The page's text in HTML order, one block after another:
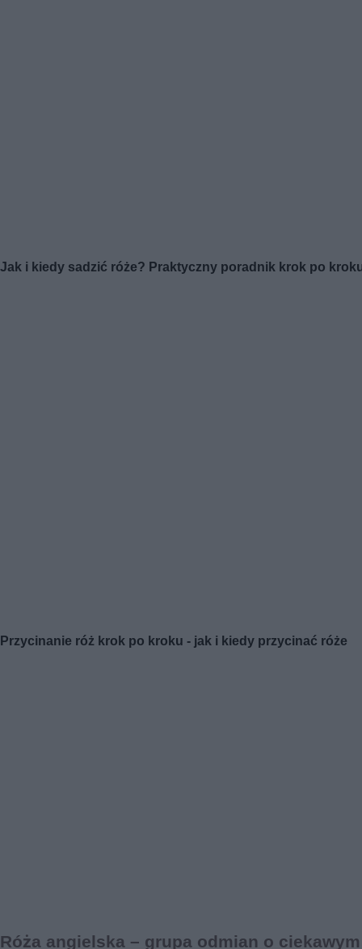
Jak i kiedy sadzić róże? Praktyczny poradnik krok po
Przycinanie róż krok po kroku - jak i kiedy przycinać róże
Róża angielska – grupa odmian o